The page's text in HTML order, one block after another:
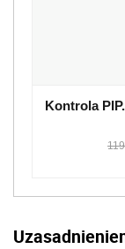
Kontrola
119